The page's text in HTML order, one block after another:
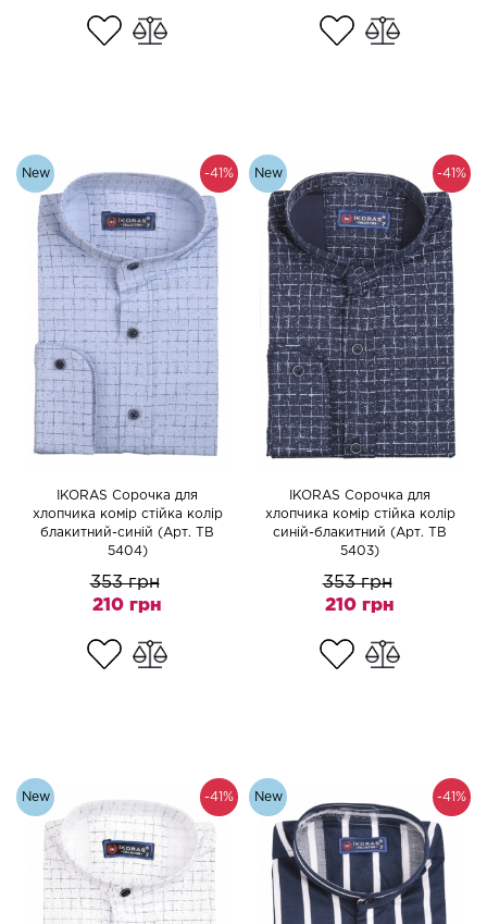
-41%
New
IKORAS Сорочка для
хлопчика комір стійка колір
блакитний-синій (Арт. TB
5404)
353 грн
210 грн
-41%
New
IKORAS Сорочка для
хлопчика комір стійка колір
синій-блакитний (Арт. TB
5403)
353 грн
210 грн
-41%
New -41%
New